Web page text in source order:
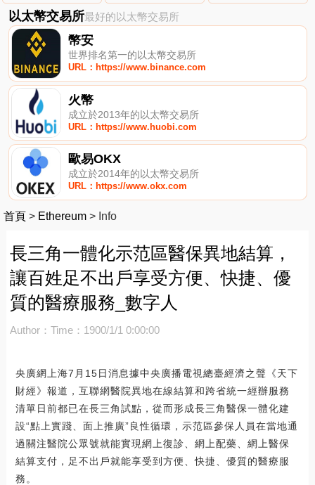
以太幣交易所最好的以太幣交易所
幣安
世界排名第一的以太幣交易所
URL：https://www.binance.com
火幣
成立於2013年的以太幣交易所
URL：https://www.huobi.com
歐易OKX
成立於2014年的以太幣交易所
URL：https://www.okx.com
首頁 > Ethereum > Info
長三角一體化示范區醫保異地結算，
讓百姓足不出戶享受方便、快捷、優
質的醫療服務_數字人
Author： Time：1900/1/1 0:00:00
央廣網上海7月15日消息據中央廣播電視總臺經濟之聲《天下
財經》報道，互聯網醫院異地在線結算和跨省統一經辦服務
清單日前都已在長三角試點，從而形成長三角醫保一體化建
設“點上實踐、面上推廣”良性循環，示范區參保人員在當地通
過關注醫院公眾號就能實現網上復診、網上配藥、網上醫保
結算支付，足不出戶就能享受到方便、快捷、優質的醫療服
務。